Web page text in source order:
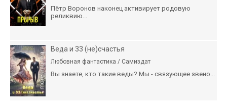
Пётр Воронов наконец активирует родовую
реликвию...
Веда и 33 (не)счастья
Любовная фантастика / Самиздат
Вы знаете, кто такие веды? Мы - связующее звено...